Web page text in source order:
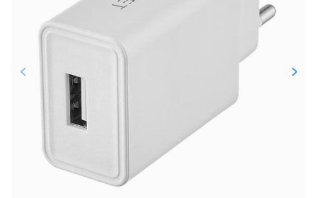
График платежей
25
Добавляйте товары